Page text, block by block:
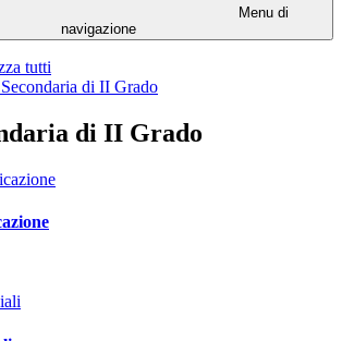
Menu di
navigazione
tutti
di II Grado
di II Grado